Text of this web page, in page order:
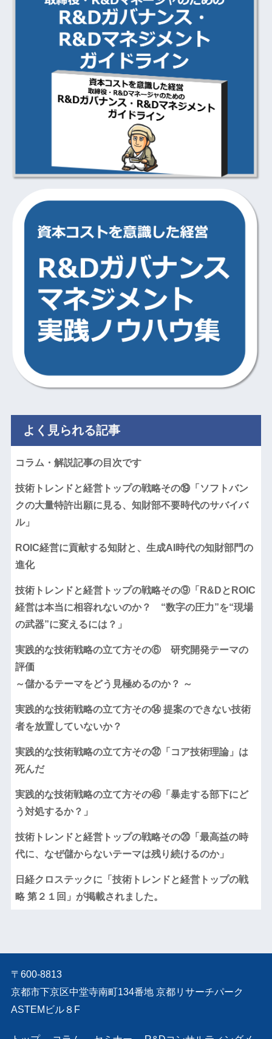
よく見られる記事
コラム・解説記事の目次です
技術トレンドと経営トップの戦略その⑲「ソフトバン
クの大量特許出願に見る、知財部不要時代のサバイバ
ル」
ROIC経営に貢献する知財と、生成AI時代の知財部門の
進化
技術トレンドと経営トップの戦略その⑨「R&DとROIC
経営は本当に相容れないのか？ “数字の圧力”を“現場
の武器”に変えるには？」
実践的な技術戦略の立て方その⑥ 研究開発テーマの
評価
～儲かるテーマをどう見極めるのか？ ～
実践的な技術戦略の立て方その⑭ 提案のできない技術
者を放置していないか？
実践的な技術戦略の立て方その㉜「コア技術理論」は
死んだ
実践的な技術戦略の立て方その㊺「暴走する部下にど
う対処するか？」
技術トレンドと経営トップの戦略その⑳「最高益の時
代に、なぜ儲からないテーマは残り続けるのか」
日経クロステックに「技術トレンドと経営トップの戦
略 第２１回」が掲載されました。
〒600-8813
京都市下京区中堂寺南町134番地 京都リサーチパーク
ASTEMビル８F